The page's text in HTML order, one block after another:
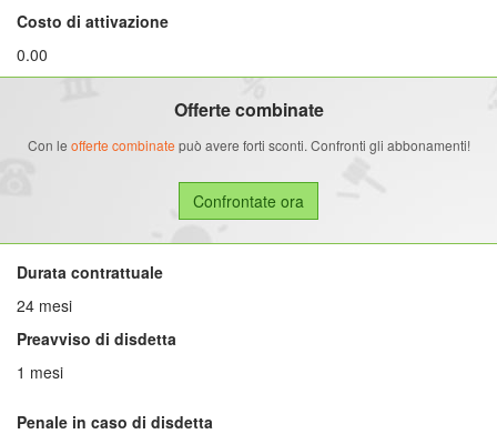
Costo di attivazione
0.00
Offerte combinate
Con le offerte combinate può avere forti sconti. Confronti gli abbonamenti!
Durata contrattuale
24 mesi
Preavviso di disdetta
1 mesi
Penale in caso di disdetta